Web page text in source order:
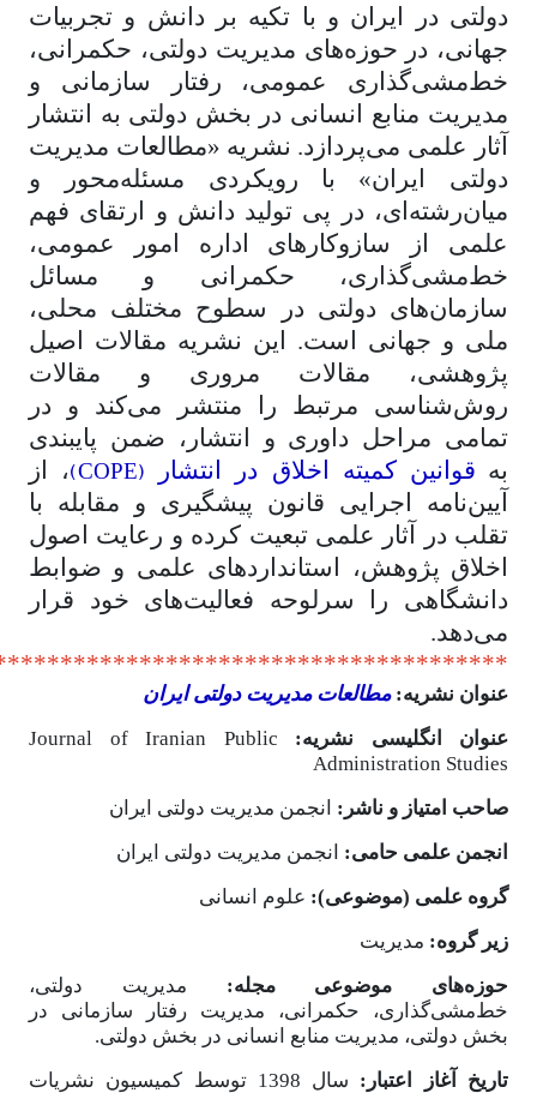
دولتی در ایران و با تکیه بر دانش و تجربیات
جهانی، در حوزه‌های مدیریت دولتی، حکمرانی،
خط‌مشی‌گذاری عمومی، رفتار سازمانی و
مدیریت منابع انسانی در بخش دولتی به انتشار
آثار علمی می‌پردازد. نشریه «مطالعات مدیریت
دولتی ایران»
با رویکردی مسئله‌محور و
میان‌رشته‌ای، در پی تولید دانش و ارتقای فهم
علمی از سازوکارهای اداره امور عمومی،
خط‌مشی‌گذاری، حکمرانی و مسائل
سازمان‌های دولتی در سطوح مختلف محلی،
ملی و جهانی است. این نشریه مقالات اصیل
پژوهشی، مقالات مروری و مقالات
روش‌شناسی مرتبط را منتشر می‌کند و در
تمامی مراحل داوری و انتشار، ضمن پایبندی
به قوانین کمیته اخلاق در انتشار (COPE)، از
آیین‌نامه اجرایی قانون پیشگیری و مقابله با
تقلب در آثار علمی تبعیت کرده و رعایت اصول
اخلاق پژوهش، استانداردهای علمی و ضوابط
دانشگاهی را سرلوحه فعالیت‌های خود قرار
می‌دهد.
عنوان نشریه:مطالعات مدیریت دولتی ایران
عنوان انگلیسی نشریه: Journal of Iranian Public
Administration Studies
صاحب امتیاز و ناشر: انجمن مدیریت دولتی ایران
انجمن علمی حامی: انجمن مدیریت دولتی ایران
گروه علمی (موضوعی): علوم انسانی
زیر گروه: مدیریت
حوزههای موضوعی مجله: مدیریت دولتی،
خط‌مشی‌گذاری، حکمرانی، مدیریت رفتار سازمانی در
بخش دولتی، مدیریت منابع انسانی در بخش دولتی.
تاریخ آغاز اعتبار:
سال 1398 توسط کمیسیون نشریات